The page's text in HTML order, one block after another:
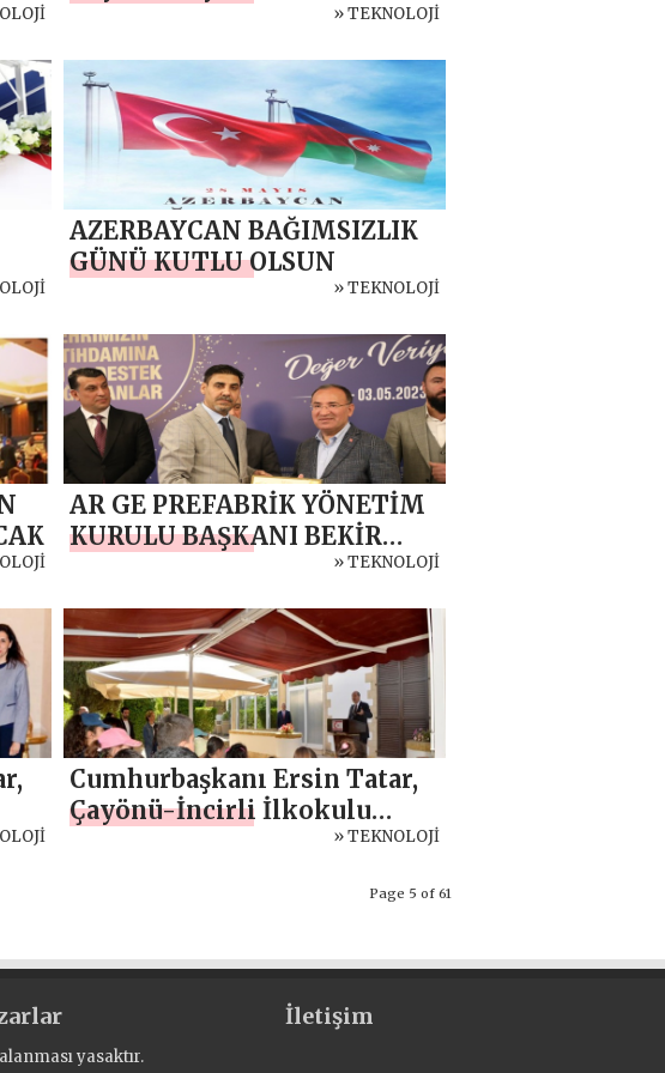
Türkiyə Respublikasının
Fidan arasında telefon
danışığına dair mətbuat
məlumatı
» TEKNOLOJİ
AZERBAYCAN BAĞIMSIZLIK
GÜNÜ KUTLU OLSUN
» TEKNOLOJİ
AR GE PREFABRİK YÖNETİM
KURULU BAŞKANI BEKİR
CULBAN’A BAŞARI ÖDÜLÜ
» TEKNOLOJİ
Cumhurbaşkanı Ersin Tatar,
Çayönü-İncirli İlkokulu
öğretmen, okul aile birliği ve
» TEKNOLOJİ
Page 5 of 61
İletişim
yasaktır.